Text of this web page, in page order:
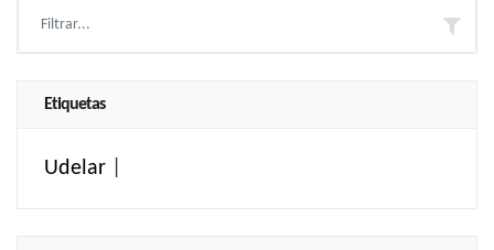
Etiquetas
Udelar